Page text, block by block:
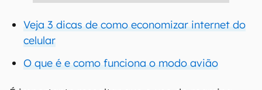
Veja 3 dicas de como economizar internet do
celular
O que é e como funciona o modo avião